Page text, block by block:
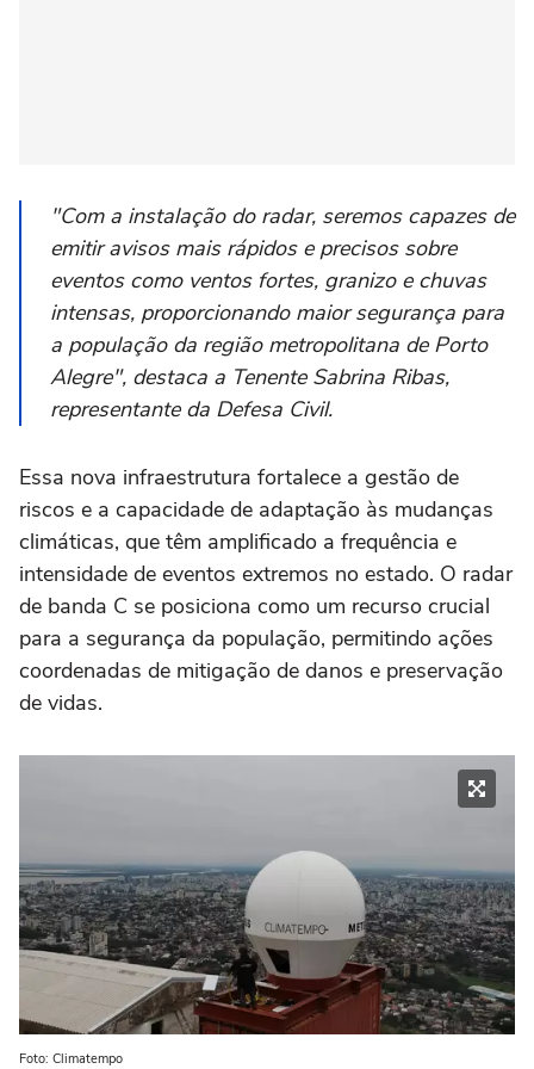
"Com a instalação do radar, seremos capazes de
emitir avisos mais rápidos e precisos sobre
eventos como ventos fortes, granizo e chuvas
intensas, proporcionando maior segurança para
a população da região metropolitana de Porto
Alegre", destaca a Tenente Sabrina Ribas,
representante da Defesa Civil.
Essa nova infraestrutura fortalece a gestão de
riscos e a capacidade de adaptação às mudanças
climáticas, que têm amplificado a frequência e
intensidade de eventos extremos no estado. O radar
de banda C se posiciona como um recurso crucial
para a segurança da população, permitindo ações
coordenadas de mitigação de danos e preservação
de vidas.
Foto: Climatempo